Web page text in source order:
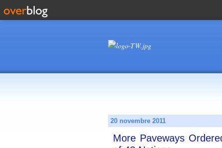
20 novembre 2011
More Paveways